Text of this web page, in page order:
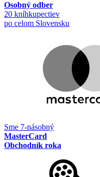
Osobný odber
20 kníhkupectiev
po celom Slovensku
Sme 7-násobný
MasterCard
Obchodník roka